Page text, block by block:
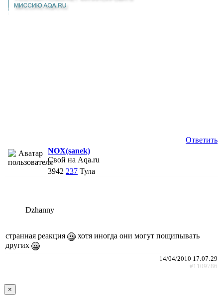
Ответить
NOX(sanek)
Свой на Aqa.ru
3942 237 Тула
Dzhanny
странная реакция
хотя иногда они могут пощипывать
других
14/04/2010 17:07:29
#1109786
×